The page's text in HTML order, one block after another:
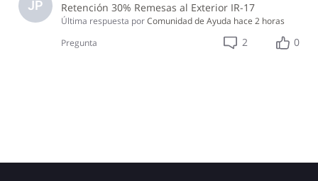
JP Retención 30% Remesas al Exterior IR-17
Última respuesta porComunidad de Ayuda hace 2 horas
Pregunta
2 0